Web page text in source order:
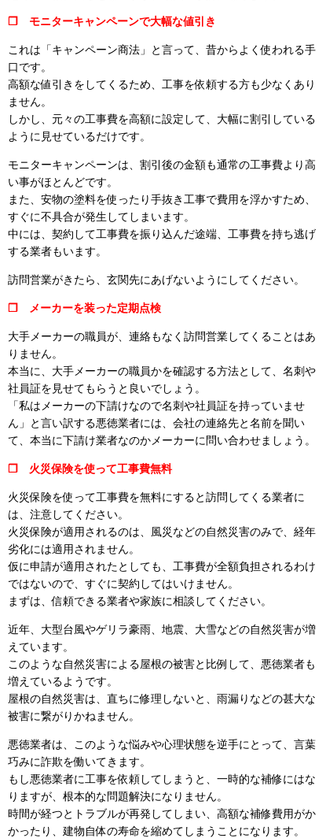
❒ モニターキャンペーンで大幅な値引き
これは「キャンペーン商法」と言って、昔からよく使われる手
口です。
高額な値引きをしてくるため、工事を依頼する方も少なくあり
ません。
しかし、元々の工事費を高額に設定して、大幅に割引している
ように見せているだけです。
モニターキャンペーンは、割引後の金額も通常の工事費より高
い事がほとんどです。
また、安物の塗料を使ったり手抜き工事で費用を浮かすため、
すぐに不具合が発生してしまいます。
中には、契約して工事費を振り込んだ途端、工事費を持ち逃げ
する業者もいます。
訪問営業がきたら、玄関先にあげないようにしてください。
❒ メーカーを装った定期点検
大手メーカーの職員が、連絡もなく訪問営業してくることはあ
りません。
本当に、大手メーカーの職員かを確認する方法として、名刺や
社員証を見せてもらうと良いでしょう。
「私はメーカーの下請けなので名刺や社員証を持っていませ
ん」と言い訳する悪徳業者には、会社の連絡先と名前を聞い
て、本当に下請け業者なのかメーカーに問い合わせましょう。
❒ 火災保険を使って工事費無料
火災保険を使って工事費を無料にすると訪問してくる業者に
は、注意してください。
火災保険が適用されるのは、風災などの自然災害のみで、経年
劣化には適用されません。
仮に申請が適用されたとしても、工事費が全額負担されるわけ
ではないので、すぐに契約してはいけません。
まずは、信頼できる業者や家族に相談してください。
近年、大型台風やゲリラ豪雨、地震、大雪などの自然災害が増
えています。
このような自然災害による屋根の被害と比例して、悪徳業者も
増えているようです。
屋根の自然災害は、直ちに修理しないと、雨漏りなどの甚大な
被害に繋がりかねません。
悪徳業者は、このような悩みや心理状態を逆手にとって、言葉
巧みに詐欺を働いてきます。
もし悪徳業者に工事を依頼してしまうと、一時的な補修にはな
りますが、根本的な問題解決になりません。
時間が経つとトラブルが再発してしまい、高額な補修費用がか
かったり、建物自体の寿命を縮めてしまうことになります。